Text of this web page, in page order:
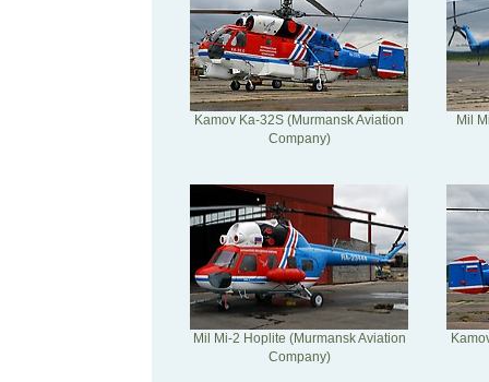
Kamov Ka-32S (Murmansk Aviation
Company)
Mil
Mil Mi-2 Hoplite (Murmansk Aviation
Company)